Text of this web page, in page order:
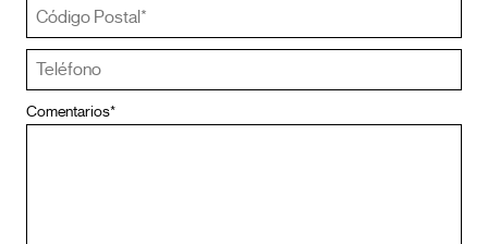
Comentarios*